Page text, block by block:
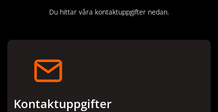
Du hittar våra kontaktuppgifter nedan.
Kontaktuppgifter